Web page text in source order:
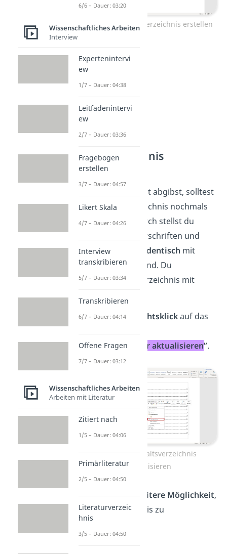
Schritt 2: Inhaltsverzeichnis erstellen
Inhaltsverzeichnis
aktualisieren
Bevor du deine Arbeit abgibst, solltest
du dein Inhaltsverzeichnis nochmals
aktualisieren.Dadurch stellst du
sicher, dass die Überschriften und
deren Seitenzahlen
identisch mit
denen im Fließtext sind. Du
aktualisierst dein Verzeichnis mit
Mache einen
Rechtsklickauf das
Klicke auf„Felder aktualisieren”.
Schritt 3: Inhaltsverzeichnis
aktualisieren
weitere Möglichkeit,
das Inhaltsverzeichnis zu
aktualisieren:
6/6 – Dauer: 03:20
Wissenschaftliches Arbeiten
Interview
Expertenintervi
ew
1/7 – Dauer: 04:38
Leitfadenintervi
ew
2/7 – Dauer: 03:36
Fragebogen
erstellen
3/7 – Dauer: 04:57
Likert Skala
4/7 – Dauer: 04:26
Interview
transkribieren
5/7 – Dauer: 03:34
Transkribieren
6/7 – Dauer: 04:14
Offene Fragen
7/7 – Dauer: 03:12
Wissenschaftliches Arbeiten
Arbeiten mit Literatur
Zitiert nach
1/5 – Dauer: 04:06
Primärliteratur
2/5 – Dauer: 04:50
Literaturverzeic
hnis
3/5 – Dauer: 04:50